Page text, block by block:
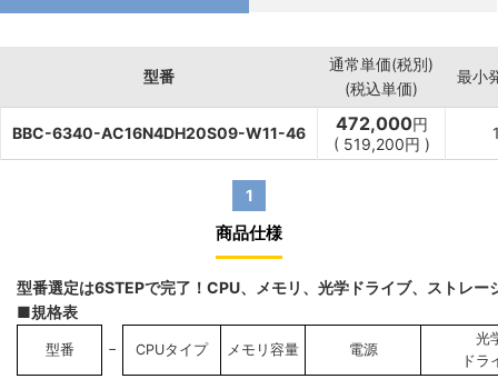
型番
通常単価(税別)
(税込単価)
最小
BBC-6340-AC16N4DH20S09-W11-46 472,000円
( 519,200円 )
1
商品仕様
型番選定は6STEPで完了！CPU、メモリ、光学ドライブ、ストレ
■規格表
型番 − CPUタイプ メモリ容量 電源
光
ドラ